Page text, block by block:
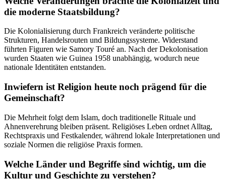
die moderne Staatsbildung?
Die Kolonialisierung durch Frankreich veränderte politische
Strukturen, Handelsrouten und Bildungssysteme. Widerstand
führten Figuren wie Samory Touré an. Nach der Dekolonisation
wurden Staaten wie Guinea 1958 unabhängig, wodurch neue
nationale Identitäten entstanden.
Inwiefern ist Religion heute noch prägend für die
Gemeinschaft?
Die Mehrheit folgt dem Islam, doch traditionelle Rituale und
Ahnenverehrung bleiben präsent. Religiöses Leben ordnet Alltag,
Rechtspraxis und Festkalender, während lokale Interpretationen und
soziale Normen die religiöse Praxis formen.
Welche Länder und Begriffe sind wichtig, um die
Kultur und Geschichte zu verstehen?